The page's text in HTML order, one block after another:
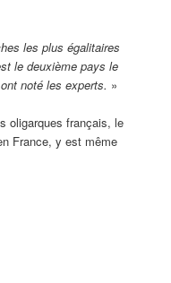
les plus égalitaires
le deuxième pays le
noté les experts. »
oligarques français, le
France, y est même